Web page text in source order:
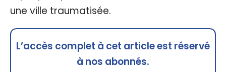
une ville traumatisée.
L’accès complet à cet article est réservé
à nos abonnés.